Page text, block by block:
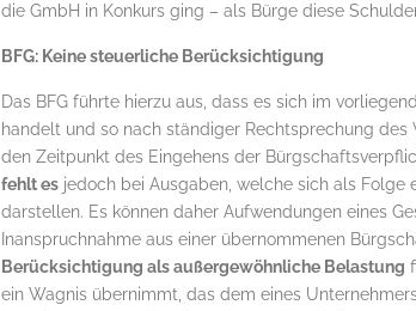
die GmbH in Konkurs ging – als Bürge diese
BFG: Keine steuerliche Berücksichtigung
Das BFG führte hierzu aus, dass es sich im
handelt und so nach ständiger Rechtsprechung
den Zeitpunkt des Eingehens der
fehlt es jedoch bei Ausgaben, welche sich als
darstellen. Es können daher Aufwendungen eines
Inanspruchnahme aus einer übernommenen
Berücksichtigung als außergewöhnliche Belastung
ein Wagnis übernimmt, das dem eines